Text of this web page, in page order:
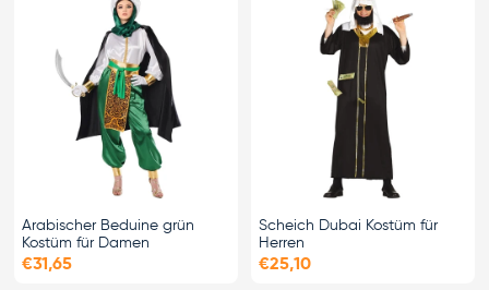
Arabischer Beduine grün
Kostüm für Damen
€31,65
Scheich Dubai Kostüm für
Herren
€25,10